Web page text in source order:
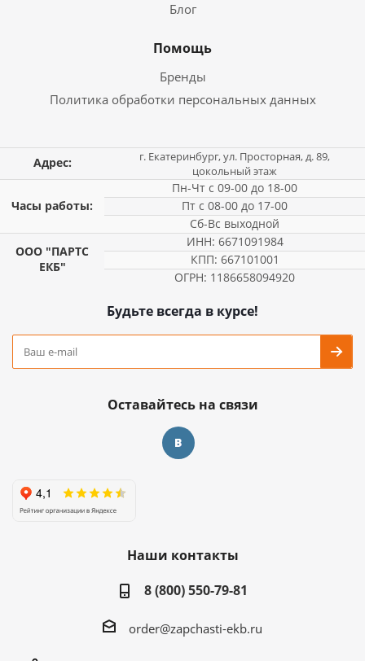
Блог
Помощь
Бренды
Политика обработки персональных данных
Адрес:
г. Екатеринбург, ул. Просторная, д. 89,
цокольный этаж
Часы работы:
Пн-Чт с 09-00 до 18-00
Пт с 08-00 до 17-00
Сб-Вс выходной
ООО "ПАРТС
ЕКБ"
ИНН: 6671091984
КПП: 667101001
ОГРН: 1186658094920
Будьте всегда в курсе!
Оставайтесь на связи
Наши контакты
8 (800) 550-79-81
order@zapchasti-ekb.ru